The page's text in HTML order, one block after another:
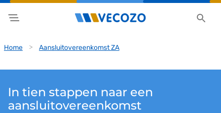
Home Aansluitovereenkomst ZA
In tien stappen naar een
aansluitovereenkomst